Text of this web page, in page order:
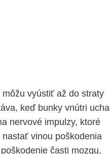
vyústiť až do straty
keď bunky vnútri ucha
nervové impulzy, ktoré
vinou poškodenia
časti mozgu,